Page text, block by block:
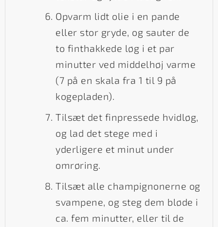
Opvarm lidt olie i en pande
eller stor gryde, og sauter de
to finthakkede løg i et par
minutter ved middelhøj varme
(7 på en skala fra 1 til 9 på
kogepladen).
Tilsæt det finpressede hvidløg,
og lad det stege med i
yderligere et minut under
omrøring.
Tilsæt alle champignonerne og
svampene, og steg dem bløde i
ca. fem minutter, eller til de